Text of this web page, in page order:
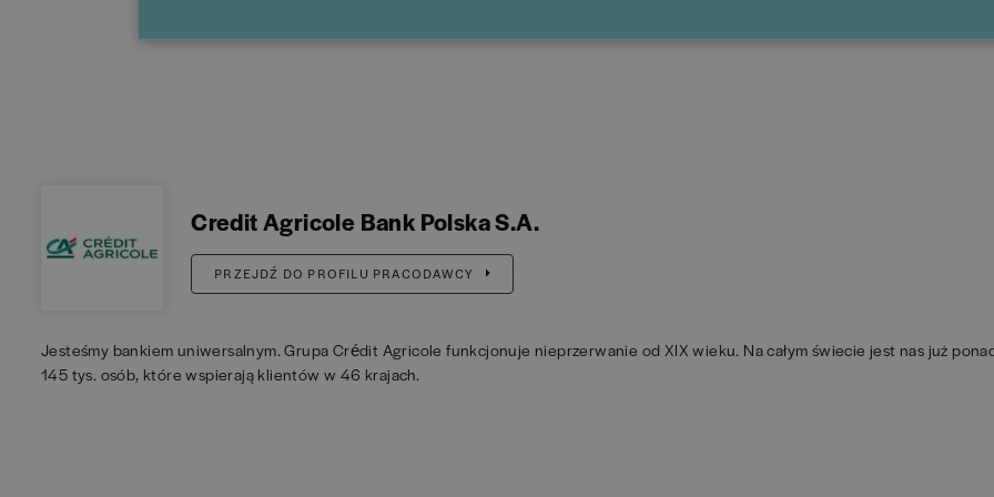
Credit Agricole Bank Polska S.A.
PRZEJDŹ DO PROFILU PRACODAWCY
Jesteśmy bankiem uniwersalnym. Grupa Crédit Agricole funkcjonuje nieprzerwanie od XIX wieku. Na całym świecie jest nas już
145 tys. osób, które wspierają klientów w 46 krajach.